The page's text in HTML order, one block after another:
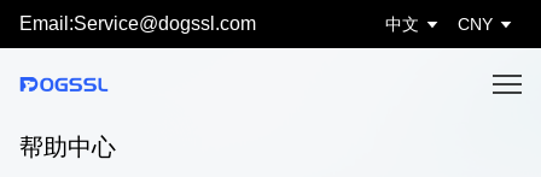
Email:Service@dogssl.com 中文 CNY
帮助中心